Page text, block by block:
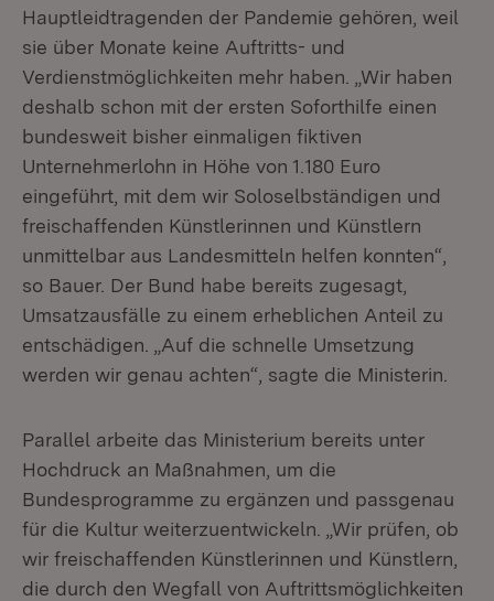
Hauptleidtragenden der Pandemie gehören, weil
sie über Monate keine Auftritts- und
Verdienstmöglichkeiten mehr haben. „Wir haben
deshalb schon mit der ersten Soforthilfe einen
bundesweit bisher einmaligen fiktiven
Unternehmerlohn in Höhe von 1.180 Euro
eingeführt, mit dem wir Soloselbständigen und
freischaffenden Künstlerinnen und Künstlern
unmittelbar aus Landesmitteln helfen konnten“,
so Bauer. Der Bund habe bereits zugesagt,
Umsatzausfälle zu einem erheblichen Anteil zu
entschädigen. „Auf die schnelle Umsetzung
werden wir genau achten“, sagte die Ministerin.
Parallel arbeite das Ministerium bereits unter
Hochdruck an Maßnahmen, um die
Bundesprogramme zu ergänzen und passgenau
für die Kultur weiterzuentwickeln. „Wir prüfen, ob
wir freischaffenden Künstlerinnen und Künstlern,
die durch den Wegfall von Auftrittsmöglichkeiten